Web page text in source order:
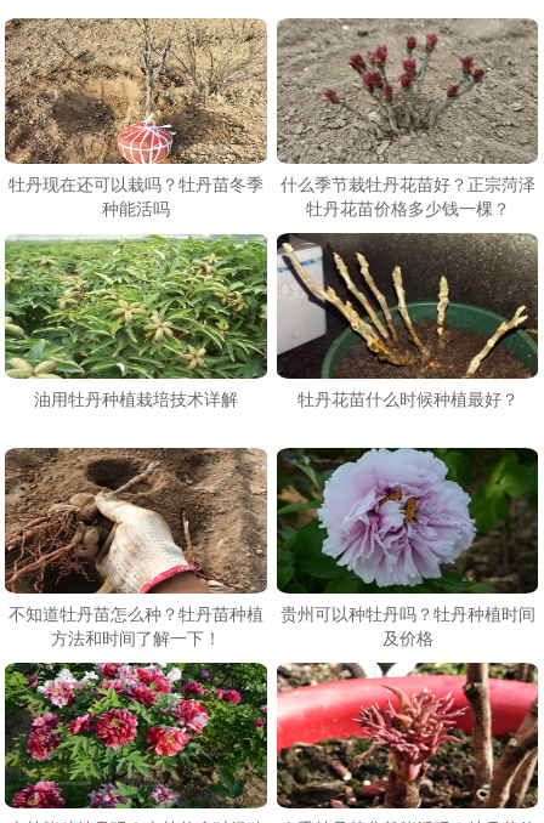
牡丹现在还可以栽吗？牡丹苗冬季
种能活吗
什么季节栽牡丹花苗好？正宗菏泽
牡丹花苗价格多少钱一棵？
油用牡丹种植栽培技术详解 牡丹花苗什么时候种植最好？
不知道牡丹苗怎么种？牡丹苗种植
方法和时间了解一下！
贵州可以种牡丹吗？牡丹种植时间
及价格